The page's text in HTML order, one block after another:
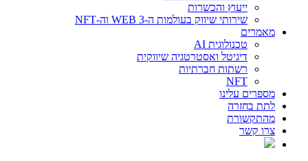
ייעוץ והכשרות
שירותי שיווק בעולמות ה-WEB 3 וה-NFT
מאמרים
טכנולוגית AI
דיגיטל ואסטרטגיה שיווקית
רשתות חברתיות
NFT
מספרים עלינו
לתת בחזרה
מהתקשורת
צרו קשר